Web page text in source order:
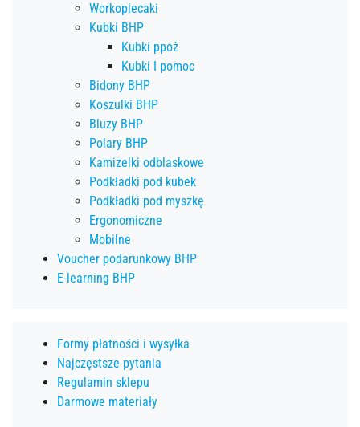
Workoplecaki
Kubki BHP
Kubki ppoż
Kubki I pomoc
Bidony BHP
Koszulki BHP
Bluzy BHP
Polary BHP
Kamizelki odblaskowe
Podkładki pod kubek
Podkładki pod myszkę
Ergonomiczne
Mobilne
Voucher podarunkowy BHP
E-learning BHP
Formy płatności i wysyłka
Najczęstsze pytania
Regulamin sklepu
Darmowe materiały